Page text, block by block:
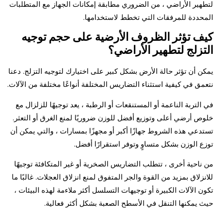
لتطهير الأراضي ، من الضروري مطابقة إمكانات الجهاز مع المتطلبات
المحددة للمرفقات التي تخطط لاستخدامها.
كيف تؤثر الظروف الأرضية على حجم توجيه
التزلج لتطهير الأراضي؟
يمكن أن تؤثر حالة الأرض بشكل كبير على اختيارك لتوجيه التزلج. دعنا
نتعمق في كيفية استثناء التضاريس المختلفة أنواعًا مختلفة من الآلات.
في التربة الناعمة أو المستنقعات أو الرطبة ، يعد توجيهًا للزلزال مع
خلوص أرضي أعلى وتوزيع أفضل للوزن ضروريًا لمنع الغرق أو التعثر.
تستدعي هذه الشروط جهازًا أكبر أو مجهزًا بمسارات ، والتي يمكن أن
توزع الوزن بشكل متساوٍ وتوفر استقرارًا أفضل.
من ناحية أخرى ، تتطلب التضاريس الصخرية أو غير المتكافئة توجيهًا
للانزلاق بمزيد من القوة والجر المتفوق لمنع انزلاق العجلات. غالبًا ما
تكون الآلات الكبيرة أو توجيهات التسلسل أكثر ملاءمة لهذه البيئات ،
حيث يمكنها التنقل في الأسطح الصعبة بشكل أكثر فعالية.